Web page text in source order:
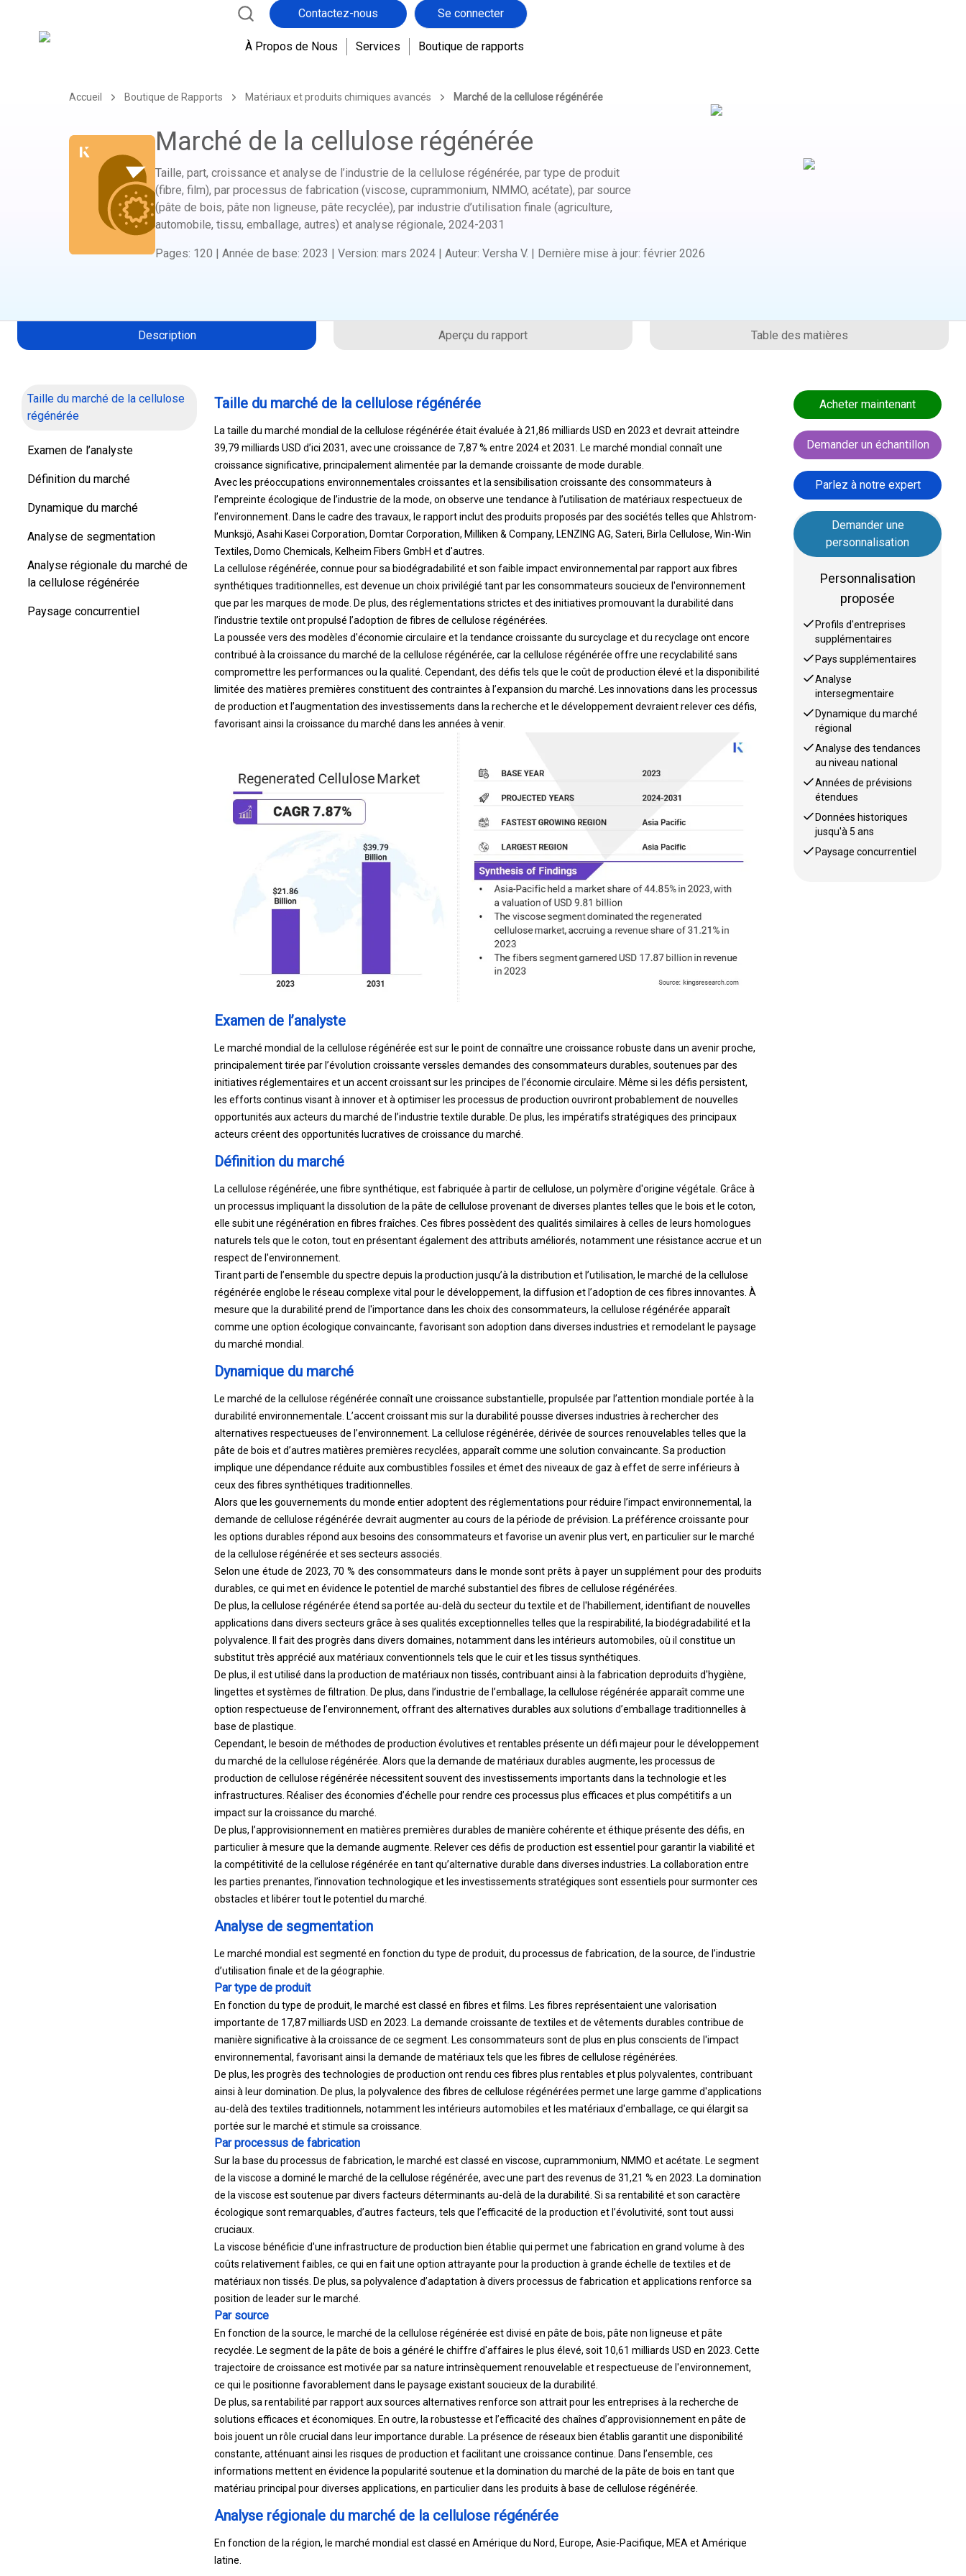
Contactez-nous Se connecter
À Propos de Nous Services Boutique de rapports
Accueil Boutique de Rapports Matériaux et produits chimiques avancés Marché de la cellulose régénérée
Marché de la cellulose régénérée
Taille, part, croissance et analyse de l’industrie de la cellulose régénérée, par type de produit
(fibre, film), par processus de fabrication (viscose, cuprammonium, NMMO, acétate), par source
(pâte de bois, pâte non ligneuse, pâte recyclée), par industrie d’utilisation finale (agriculture,
automobile, tissu, emballage, autres) et analyse régionale, 2024-2031
Pages: 120 | Année de base: 2023 | Version: mars 2024 | Auteur: Versha V. | Dernière mise à jour: février 2026
Description Aperçu du rapport Table des matières
Taille du marché de la cellulose
régénérée
Examen de l’analyste
Définition du marché
Dynamique du marché
Analyse de segmentation
Analyse régionale du marché de
la cellulose régénérée
Paysage concurrentiel
Taille du marché de la cellulose régénérée
La taille du marché mondial de la cellulose régénérée était évaluée à 21,86 milliards USD en 2023 et devrait atteindre
39,79 milliards USD d’ici 2031, avec une croissance de 7,87 % entre 2024 et 2031. Le marché mondial connaît une
croissance significative, principalement alimentée par la demande croissante de mode durable.
Avec les préoccupations environnementales croissantes et la sensibilisation croissante des consommateurs à
l’empreinte écologique de l’industrie de la mode, on observe une tendance à l’utilisation de matériaux respectueux de
l’environnement. Dans le cadre des travaux, le rapport inclut des produits proposés par des sociétés telles que Ahlstrom-
Munksjö, Asahi Kasei Corporation, Domtar Corporation, Milliken & Company, LENZING AG, Sateri, Birla Cellulose, Win-Win
Textiles, Domo Chemicals, Kelheim Fibers GmbH et d'autres.
La cellulose régénérée, connue pour sa biodégradabilité et son faible impact environnemental par rapport aux fibres
synthétiques traditionnelles, est devenue un choix privilégié tant par les consommateurs soucieux de l'environnement
que par les marques de mode. De plus, des réglementations strictes et des initiatives promouvant la durabilité dans
l’industrie textile ont propulsé l’adoption de fibres de cellulose régénérées.
La poussée vers des modèles d'économie circulaire et la tendance croissante du surcyclage et du recyclage ont encore
contribué à la croissance du marché de la cellulose régénérée, car la cellulose régénérée offre une recyclabilité sans
compromettre les performances ou la qualité. Cependant, des défis tels que le coût de production élevé et la disponibilité
limitée des matières premières constituent des contraintes à l’expansion du marché. Les innovations dans les processus
de production et l’augmentation des investissements dans la recherche et le développement devraient relever ces défis,
favorisant ainsi la croissance du marché dans les années à venir.
Examen de l’analyste
Le marché mondial de la cellulose régénérée est sur le point de connaître une croissance robuste dans un avenir proche,
principalement tirée par l’évolution croissante verssles demandes des consommateurs durables, soutenues par des
initiatives réglementaires et un accent croissant sur les principes de l’économie circulaire. Même si les défis persistent,
les efforts continus visant à innover et à optimiser les processus de production ouvriront probablement de nouvelles
opportunités aux acteurs du marché de l’industrie textile durable. De plus, les impératifs stratégiques des principaux
acteurs créent des opportunités lucratives de croissance du marché.
Définition du marché
La cellulose régénérée, une fibre synthétique, est fabriquée à partir de cellulose, un polymère d'origine végétale. Grâce à
un processus impliquant la dissolution de la pâte de cellulose provenant de diverses plantes telles que le bois et le coton,
elle subit une régénération en fibres fraîches. Ces fibres possèdent des qualités similaires à celles de leurs homologues
naturels tels que le coton, tout en présentant également des attributs améliorés, notamment une résistance accrue et un
respect de l'environnement.
Tirant parti de l’ensemble du spectre depuis la production jusqu’à la distribution et l’utilisation, le marché de la cellulose
régénérée englobe le réseau complexe vital pour le développement, la diffusion et l’adoption de ces fibres innovantes. À
mesure que la durabilité prend de l'importance dans les choix des consommateurs, la cellulose régénérée apparaît
comme une option écologique convaincante, favorisant son adoption dans diverses industries et remodelant le paysage
du marché mondial.
Dynamique du marché
Le marché de la cellulose régénérée connaît une croissance substantielle, propulsée par l’attention mondiale portée à la
durabilité environnementale. L’accent croissant mis sur la durabilité pousse diverses industries à rechercher des
alternatives respectueuses de l’environnement. La cellulose régénérée, dérivée de sources renouvelables telles que la
pâte de bois et d’autres matières premières recyclées, apparaît comme une solution convaincante. Sa production
implique une dépendance réduite aux combustibles fossiles et émet des niveaux de gaz à effet de serre inférieurs à
ceux des fibres synthétiques traditionnelles.
Alors que les gouvernements du monde entier adoptent des réglementations pour réduire l’impact environnemental, la
demande de cellulose régénérée devrait augmenter au cours de la période de prévision. La préférence croissante pour
les options durables répond aux besoins des consommateurs et favorise un avenir plus vert, en particulier sur le marché
de la cellulose régénérée et ses secteurs associés.
Selon une étude de 2023, 70 % des consommateurs dans le monde sont prêts à payer un supplément pour des produits
durables, ce qui met en évidence le potentiel de marché substantiel des fibres de cellulose régénérées.
De plus, la cellulose régénérée étend sa portée au-delà du secteur du textile et de l'habillement, identifiant de nouvelles
applications dans divers secteurs grâce à ses qualités exceptionnelles telles que la respirabilité, la biodégradabilité et la
polyvalence. Il fait des progrès dans divers domaines, notamment dans les intérieurs automobiles, où il constitue un
substitut très apprécié aux matériaux conventionnels tels que le cuir et les tissus synthétiques.
De plus, il est utilisé dans la production de matériaux non tissés, contribuant ainsi à la fabrication deproduits d'hygiène,
lingettes et systèmes de filtration. De plus, dans l’industrie de l’emballage, la cellulose régénérée apparaît comme une
option respectueuse de l’environnement, offrant des alternatives durables aux solutions d’emballage traditionnelles à
base de plastique.
Cependant, le besoin de méthodes de production évolutives et rentables présente un défi majeur pour le développement
du marché de la cellulose régénérée. Alors que la demande de matériaux durables augmente, les processus de
production de cellulose régénérée nécessitent souvent des investissements importants dans la technologie et les
infrastructures. Réaliser des économies d’échelle pour rendre ces processus plus efficaces et plus compétitifs a un
impact sur la croissance du marché.
De plus, l’approvisionnement en matières premières durables de manière cohérente et éthique présente des défis, en
particulier à mesure que la demande augmente. Relever ces défis de production est essentiel pour garantir la viabilité et
la compétitivité de la cellulose régénérée en tant qu’alternative durable dans diverses industries. La collaboration entre
les parties prenantes, l’innovation technologique et les investissements stratégiques sont essentiels pour surmonter ces
obstacles et libérer tout le potentiel du marché.
Analyse de segmentation
Le marché mondial est segmenté en fonction du type de produit, du processus de fabrication, de la source, de l’industrie
d’utilisation finale et de la géographie.
Par type de produit
En fonction du type de produit, le marché est classé en fibres et films. Les fibres représentaient une valorisation
importante de 17,87 milliards USD en 2023. La demande croissante de textiles et de vêtements durables contribue de
manière significative à la croissance de ce segment. Les consommateurs sont de plus en plus conscients de l'impact
environnemental, favorisant ainsi la demande de matériaux tels que les fibres de cellulose régénérées.
De plus, les progrès des technologies de production ont rendu ces fibres plus rentables et plus polyvalentes, contribuant
ainsi à leur domination. De plus, la polyvalence des fibres de cellulose régénérées permet une large gamme d'applications
au-delà des textiles traditionnels, notamment les intérieurs automobiles et les matériaux d'emballage, ce qui élargit sa
portée sur le marché et stimule sa croissance.
Par processus de fabrication
Sur la base du processus de fabrication, le marché est classé en viscose, cuprammonium, NMMO et acétate. Le segment
de la viscose a dominé le marché de la cellulose régénérée, avec une part des revenus de 31,21 % en 2023. La domination
de la viscose est soutenue par divers facteurs déterminants au-delà de la durabilité. Si sa rentabilité et son caractère
écologique sont remarquables, d’autres facteurs, tels que l’efficacité de la production et l’évolutivité, sont tout aussi
cruciaux.
La viscose bénéficie d'une infrastructure de production bien établie qui permet une fabrication en grand volume à des
coûts relativement faibles, ce qui en fait une option attrayante pour la production à grande échelle de textiles et de
matériaux non tissés. De plus, sa polyvalence d’adaptation à divers processus de fabrication et applications renforce sa
position de leader sur le marché.
Par source
En fonction de la source, le marché de la cellulose régénérée est divisé en pâte de bois, pâte non ligneuse et pâte
recyclée. Le segment de la pâte de bois a généré le chiffre d'affaires le plus élevé, soit 10,61 milliards USD en 2023. Cette
trajectoire de croissance est motivée par sa nature intrinsèquement renouvelable et respectueuse de l'environnement,
ce qui le positionne favorablement dans le paysage existant soucieux de la durabilité.
De plus, sa rentabilité par rapport aux sources alternatives renforce son attrait pour les entreprises à la recherche de
solutions efficaces et économiques. En outre, la robustesse et l’efficacité des chaînes d’approvisionnement en pâte de
bois jouent un rôle crucial dans leur importance durable. La présence de réseaux bien établis garantit une disponibilité
constante, atténuant ainsi les risques de production et facilitant une croissance continue. Dans l’ensemble, ces
informations mettent en évidence la popularité soutenue et la domination du marché de la pâte de bois en tant que
matériau principal pour diverses applications, en particulier dans les produits à base de cellulose régénérée.
Analyse régionale du marché de la cellulose régénérée
En fonction de la région, le marché mondial est classé en Amérique du Nord, Europe, Asie-Pacifique, MEA et Amérique
latine.
Acheter maintenant
Demander un échantillon
Parlez à notre expert
Demander une
personnalisation
Personnalisation
proposée
Profils d'entreprises
supplémentaires
Pays supplémentaires
Analyse
intersegmentaire
Dynamique du marché
régional
Analyse des tendances
au niveau national
Années de prévisions
étendues
Données historiques
jusqu'à 5 ans
Paysage concurrentiel